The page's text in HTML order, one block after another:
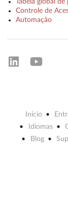
Tabela global
Controle de
Automação
Início
Idiomas
Blog